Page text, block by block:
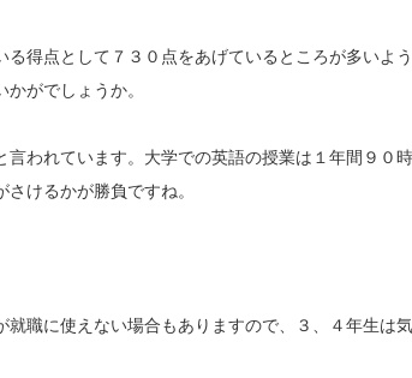
得点として７３０点をあげているところが多いよ
がでしょうか。
われています。大学での英語の授業は１年間９０
けるかが勝負ですね。
就職に使えない場合もありますので、３、４年生は